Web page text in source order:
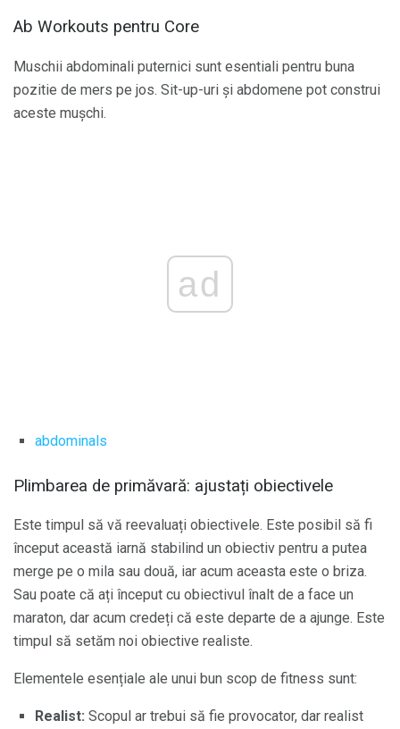
Ab Workouts pentru Core
Muschii abdominali puternici sunt esentiali pentru buna
pozitie de mers pe jos. Sit-up-uri și abdomene pot construi
aceste mușchi.
ad
abdominals
Plimbarea de primăvară: ajustați obiectivele
Este timpul să vă reevaluați obiectivele. Este posibil să fi
început această iarnă stabilind un obiectiv pentru a putea
merge pe o mila sau două, iar acum aceasta este o briza.
Sau poate că ați început cu obiectivul înalt de a face un
maraton, dar acum credeți că este departe de a ajunge. Este
timpul să setăm noi obiective realiste.
Elementele esențiale ale unui bun scop de fitness sunt:
Realist: Scopul ar trebui să fie provocator, dar realist